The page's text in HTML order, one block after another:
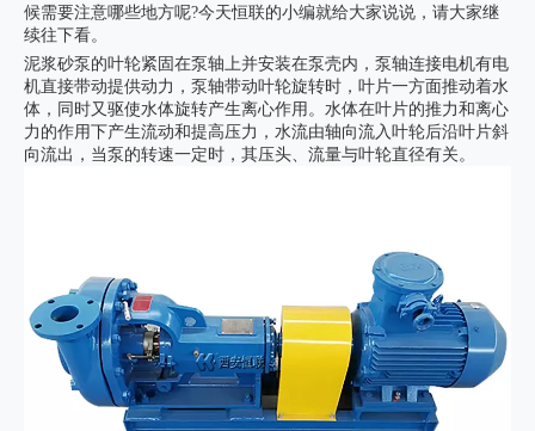
候需要注意哪些地方呢?今天恒联的小编就给大家说说，请大家继
续往下看。
泥浆砂泵 的叶轮紧固在泵轴上并安装在泵壳内，泵轴连接电机有电
机直接带动提供动力，泵轴带动叶轮旋转时，叶片一方面推动着水
体，同时又驱使水体旋转产生离心作用。水体在叶片的推力和离心
力的作用下产生流动和提高压力，水流由轴向流入叶轮后沿叶片斜
向流出，当泵的转速一定时，其压头、流量与叶轮直径有关。